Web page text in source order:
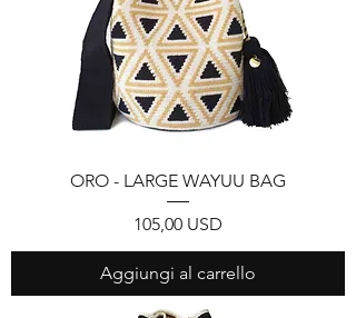
ORO - LARGE WAYUU BAG
Prezzo
105,00 USD
Aggiungi al carrello